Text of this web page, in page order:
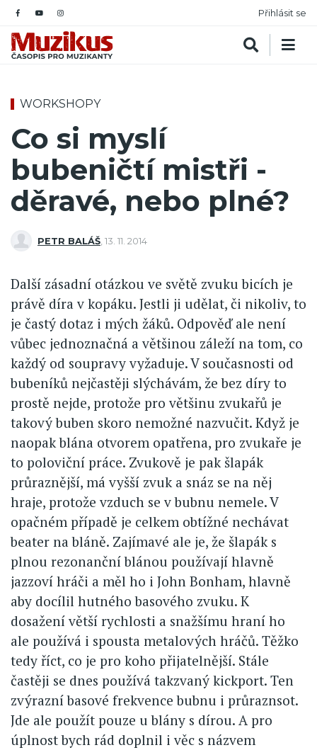
Přihlásit se
WORKSHOPY
Co si myslí
bubeničtí mistři -
děravé, nebo plné?
PETR BALÁŠ 13. 11. 2014
Další zásadní otázkou ve světě zvuku bicích je
právě díra v kopáku. Jestli ji udělat, či nikoliv, to
je častý dotaz i mých žáků. Odpověď ale není
vůbec jednoznačná a většinou záleží na tom, co
každý od soupravy vyžaduje. V současnosti od
bubeníků nejčastěji slýchávám, že bez díry to
prostě nejde, protože pro většinu zvukařů je
takový buben skoro nemožné nazvučit. Když je
naopak blána otvorem opatřena, pro zvukaře je
to poloviční práce. Zvukově je pak šlapák
průraznější, má vyšší zvuk a snáz se na něj
hraje, protože vzduch se v bubnu nemele. V
opačném případě je celkem obtížné nechávat
beater na bláně. Zajímavé ale je, že šlapák s
plnou rezonanční blánou používají hlavně
jazzoví hráči a měl ho i John Bonham, hlavně
aby docílil hutného basového zvuku. K
dosažení větší rychlosti a snažšímu hraní ho
ale používá i spousta metalových hráčů. Těžko
tedy říct, co je pro koho přijatelnější. Stále
častěji se dnes používá takzvaný kickport. Ten
zvýrazní basové frekvence bubnu i průraznsot.
Jde ale použít pouze u blány s dírou. A pro
úplnost bych rád doplnil i věc s názvem